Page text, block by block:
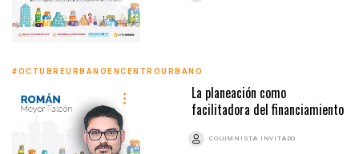
#OCTUBREURBANOENCENTROURBANO
La planeación como
facilitadora del financiamiento
COLUMNISTA INVITADO